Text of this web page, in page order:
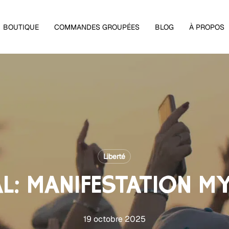
BOUTIQUE COMMANDES GROUPÉES BLOG À PROPOS
Panier
Liberté
MANIFESTATION
19 octobre 2025